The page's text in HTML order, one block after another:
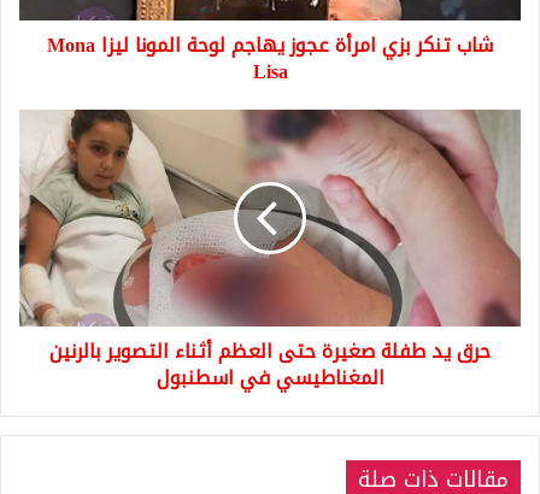
ليزا
Mona
شاب تنكر بزي امرأة عجوز يهاجم لوحة المونا ليزا Mona
Lisa
طفلة
صغيرة
حتى
العظم
التصوير
بالرنين
المغناطيسي
حرق يد طفلة صغيرة حتى العظم أثناء التصوير بالرنين
المغناطيسي في اسطنبول
مقالات ذات صلة